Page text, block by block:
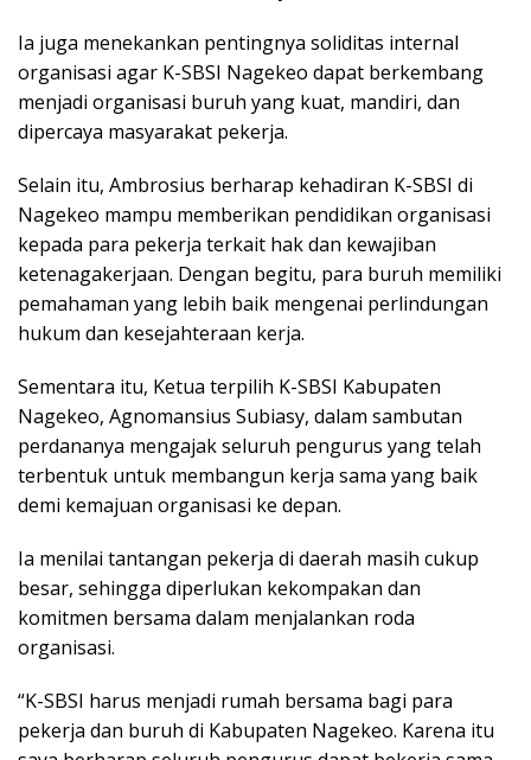
Ia juga menekankan pentingnya soliditas internal
organisasi agar K-SBSI Nagekeo dapat berkembang
menjadi organisasi buruh yang kuat, mandiri, dan
dipercaya masyarakat pekerja.
Selain itu, Ambrosius berharap kehadiran K-SBSI di
Nagekeo mampu memberikan pendidikan organisasi
kepada para pekerja terkait hak dan kewajiban
ketenagakerjaan. Dengan begitu, para buruh memiliki
pemahaman yang lebih baik mengenai perlindungan
hukum dan kesejahteraan kerja.
Sementara itu, Ketua terpilih K-SBSI Kabupaten
Nagekeo, Agnomansius Subiasy, dalam sambutan
perdananya mengajak seluruh pengurus yang telah
terbentuk untuk membangun kerja sama yang baik
demi kemajuan organisasi ke depan.
Ia menilai tantangan pekerja di daerah masih cukup
besar, sehingga diperlukan kekompakan dan
komitmen bersama dalam menjalankan roda
organisasi.
“K-SBSI harus menjadi rumah bersama bagi para
pekerja dan buruh di Kabupaten Nagekeo. Karena itu